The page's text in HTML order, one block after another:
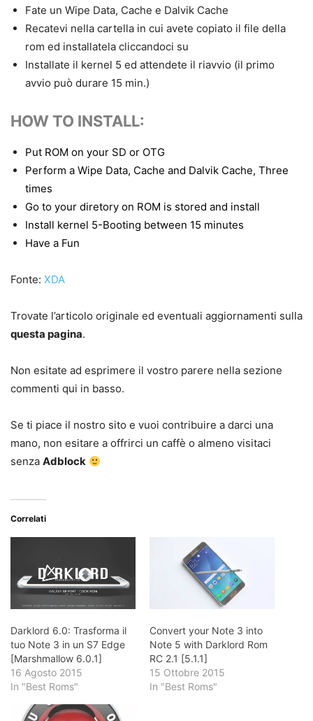
Fate un Wipe Data, Cache e Dalvik Cache
Recatevi nella cartella in cui avete copiato il file della
rom ed installatela cliccandoci su
Installate il kernel 5 ed attendete il riavvio (il primo
avvio può durare 15 min.)
HOW TO INSTALL:
Put ROM on your SD or OTG
Perform a Wipe Data, Cache and Dalvik Cache, Three
times
Go to your diretory on ROM is stored and install
Install kernel 5-Booting between 15 minutes
Have a Fun
Fonte: XDA
Trovate l’articolo originale ed eventuali aggiornamenti sulla
questa pagina.
Non esitate ad esprimere il vostro parere nella sezione
commenti qui in basso.
Se ti piace il nostro sito e vuoi contribuire a darci una
mano, non esitare a offrirci un caffè o almeno visitaci
senza Adblock
Correlati
Darklord 6.0: Trasforma il
tuo Note 3 in un S7 Edge
[Marshmallow 6.0.1]
16 Agosto 2015
In "Best Roms"
Convert your Note 3 into
Note 5 with Darklord Rom
RC 2.1 [5.1.1]
15 Ottobre 2015
In "Best Roms"